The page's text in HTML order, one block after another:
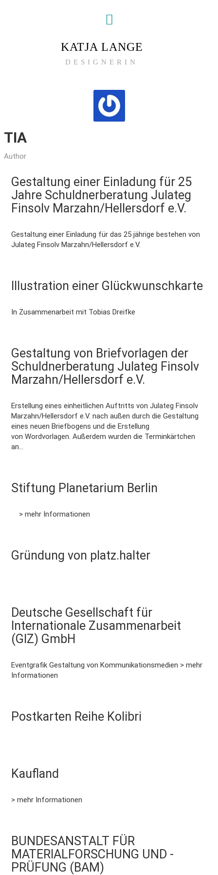
KATJA LANGE
DESIGNERIN
TIA
Author
More
Gestaltung einer Einladung für 25
Jahre Schuldnerberatung Julateg
Finsolv Marzahn/Hellersdorf e.V.
Gestaltung einer Einladung für das 25 jährige bestehen von
Julateg Finsolv Marzahn/Hellersdorf e.V.
Illustration einer Glückwunschkarte
In Zusammenarbeit mit Tobias Dreifke
More
Gestaltung von Briefvorlagen der
Schuldnerberatung Julateg Finsolv
Marzahn/Hellersdorf e.V.
Erstellung eines einheitlichen Auftritts von Julateg Finsolv
Marzahn/Hellersdorf e.V. nach außen durch die Gestaltung
eines neuen Briefbogens und die Erstellung
von Wordvorlagen. Außerdem wurden die Terminkärtchen
an…
Stiftung Planetarium Berlin
> mehr Informationen
Gründung von platz.halter
More
Deutsche Gesellschaft für
Internationale Zusammenarbeit
(GIZ) GmbH
Eventgrafik Gestaltung von Kommunikationsmedien > mehr
Informationen
Postkarten Reihe Kolibri
Kaufland
> mehr Informationen
More
BUNDESANSTALT FÜR
MATERIALFORSCHUNG UND -
PRÜFUNG (BAM)